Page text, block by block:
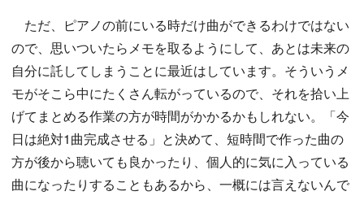
ただ、ピアノの前にいる時だけ曲ができるわけではない
ので、思いついたらメモを取るようにして、あとは未来の
自分に託してしまうことに最近はしています。そういうメ
モがそこら中にたくさん転がっているので、それを拾い上
げてまとめる作業の方が時間がかかるかもしれない。「今
日は絶対1曲完成させる」と決めて、短時間で作った曲の
方が後から聴いても良かったり、個人的に気に入っている
曲になったりすることもあるから、一概には言えないんで